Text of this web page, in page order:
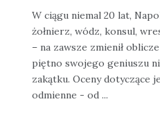
W ciągu niemal 20 lat,
żołnierz, wódz, konsul,
– na zawsze zmienił
piętno swojego geniuszu
zakątku. Oceny dotyczące
odmienne - od ...